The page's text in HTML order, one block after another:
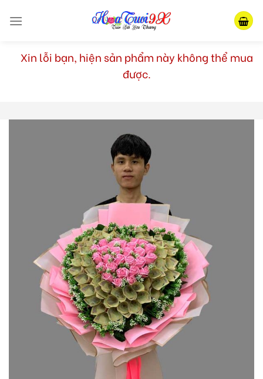
Xin lỗi bạn, hiện sản phẩm này không thể mua
được.